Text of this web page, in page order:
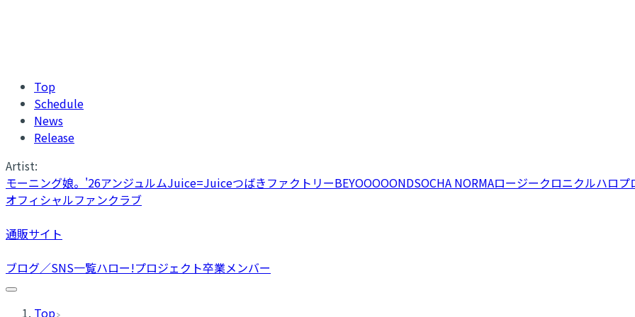
Top
Schedule
News
Release
Artist:
モーニング娘。'26アンジュルムJuice=JuiceつばきファクトリーBEYOOOOONDSOCHA NORMAロージークロニクルハロプ
オフィシャルファンクラブ
通販サイト
ブログ／SNS一覧ハロー!プロジェクト卒業メンバー
Top